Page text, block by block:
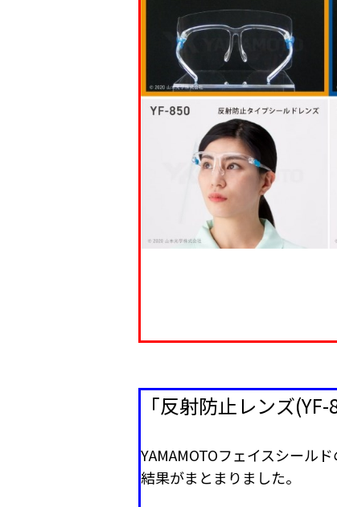
「反射防止レンズ
YAMAMOTOフェイスシール
結果がまとまりました。